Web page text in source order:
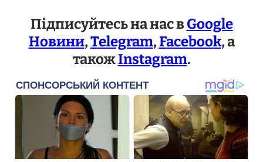
Підписуйтесь на нас вGoogle
Новини,Telegram,Facebook, а
такожInstagram.